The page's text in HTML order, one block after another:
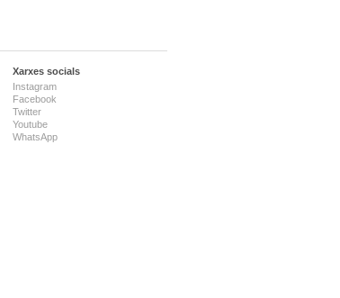
Xarxes socials
Instagram
Facebook
Twitter
Youtube
WhatsApp